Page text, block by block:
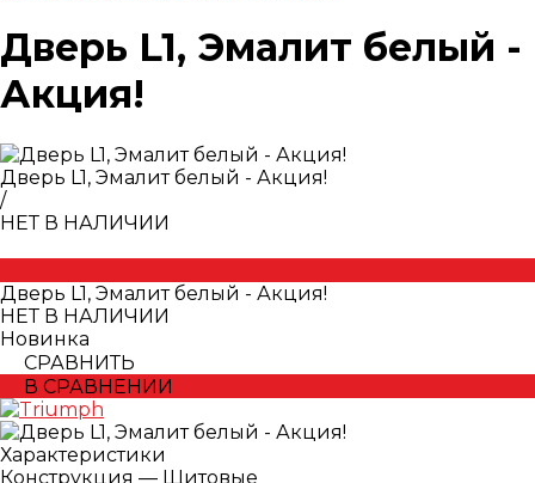
Дверь L1, Эмалит белый -
Акция!
Дверь L1, Эмалит белый - Акция!
/
НЕТ В НАЛИЧИИ
Дверь L1, Эмалит белый - Акция!
НЕТ В НАЛИЧИИ
Новинка
СРАВНИТЬ
В СРАВНЕНИИ
Характеристики
Конструкция — Щитовые